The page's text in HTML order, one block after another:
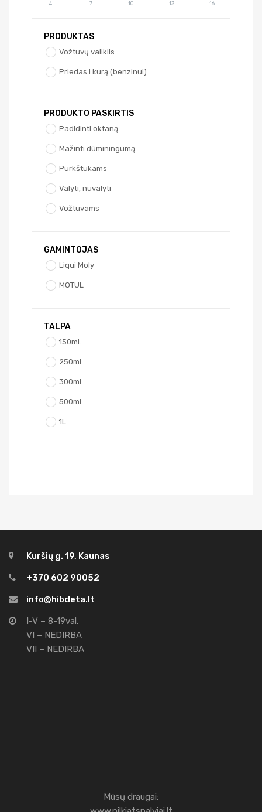
4 7 10 13 16
PRODUKTAS
Vožtuvų valiklis
Priedas i kurą (benzinui)
PRODUKTO PASKIRTIS
Padidinti oktaną
Mažinti dūminingumą
Purkštukams
Valyti, nuvalyti
Vožtuvams
GAMINTOJAS
Liqui Moly
MOTUL
TALPA
150ml.
250ml.
300ml.
500ml.
1L.
Kuršių g. 19, Kaunas
+370 602 90052
info@hibdeta.lt
I-V – 8-19val.
VI – NEDIRBA
VII – NEDIRBA
Mūsų draugai: